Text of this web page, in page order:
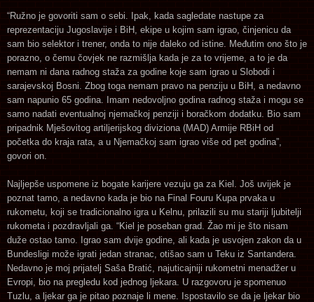
“Ružno je govoriti sam o sebi. Ipak, kada sagledate nastupe za
reprezentaciju Jugoslavije i BiH, ekipe u kojim sam igrao, činjenicu da
sam bio selektor i trener, onda to nije daleko od istine. Međutim ono što je
porazno, o čemu čovjek ne razmišlja kada je za to vrijeme, a to je da
nemam ni dana radnog staža za godine koje sam igrao u Slobodi i
sarajevskoj Bosni. Zbog toga nemam pravo na penziju u BiH, a nedavno
sam napunio 65 godina. Imam nedovoljno godina radnog staža i mogu se
samo nadati eventualnoj njemačkoj penziji i boračkom dodatku. Bio sam
pripadnik Mješovitog artiljerijskog diviziona (MAD) Armije RBiH od
početka do kraja rata, a u Njemačkoj sam igrao više od pet godina”,
govori on.
Najljepše uspomene iz bogate karijere vezuju ga za Kiel. Još uvijek je
poznat tamo, a nedavno kada je bio na Final Fouru Kupa prvaka u
rukometu, koji se tradicionalno igra u Kelnu, prilazili su mu stariji ljubitelji
rukometa i pozdravljali ga. “Kiel je poseban grad. Žao mi je što nisam
duže ostao tamo. Igrao sam dvije godine, ali kada je usvojen zakon da u
Bundesligi može igrati jedan stranac, otišao sam u Teku iz Santandera.
Nedavno je moj prijatelj Saša Bratić, najuticajniji rukometni menadžer u
Evropi, bio na pregledu kod jednog ljekara. U razgovoru je spomenuo
Tuzlu, a ljekar ga je pitao poznaje li mene. Ispostavilo se da je ljekar bio